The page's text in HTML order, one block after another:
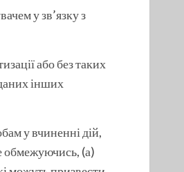
у зв’язку з
або без таких
інших
у вчиненні дій,
обмежуючись, (а)